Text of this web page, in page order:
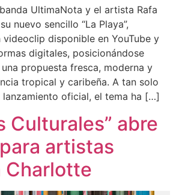
UltimaNota y el artista Rafa
nuevo sencillo “La Playa”,
disponible en YouTube y
digitales, posicionándose
propuesta fresca, moderna y
tropical y caribeña. A tan solo
lanzamiento oficial, el tema ha […]
Culturales” abre
artistas
Charlotte